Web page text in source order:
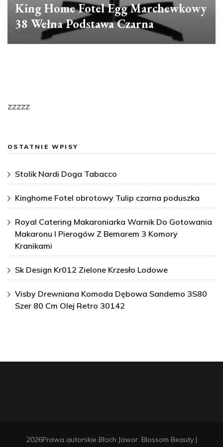
King Home Fotel Egg Marchewkowy
38 Wełna Podstawa Czarna
zzzzz
OSTATNIE WPISY
Stolik Nardi Doga Tabacco
Kinghome Fotel obrotowy Tulip czarna poduszka
Royal Catering Makaroniarka Warnik Do Gotowania
Makaronu I Pierogów Z Bemarem 3 Komory
Kranikami
Sk Design Kr012 Zielone Krzesło Lodowe
Visby Drewniana Komoda Dębowa Sandemo 3S80
Szer 80 Cm Olej Retro 30142
2026Prawa autorskie Bloch Jawor. Blossom Beauty |